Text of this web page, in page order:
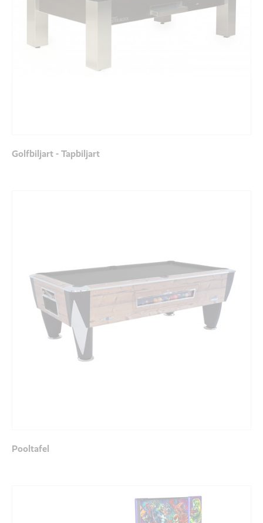
Golfbiljart - Tapbiljart
Pooltafel